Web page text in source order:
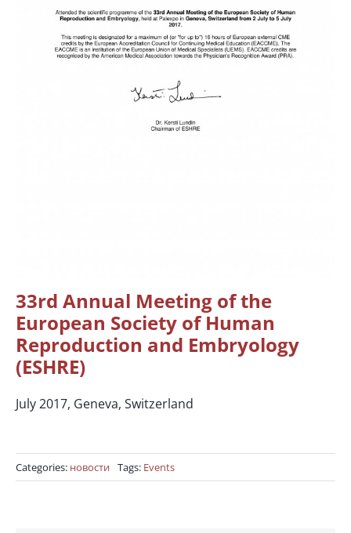
33rd Annual Meeting of the
European Society of Human
Reproduction and Embryology
(ESHRE)
July 2017, Geneva, Switzerland
Categories: новости Tags: Events